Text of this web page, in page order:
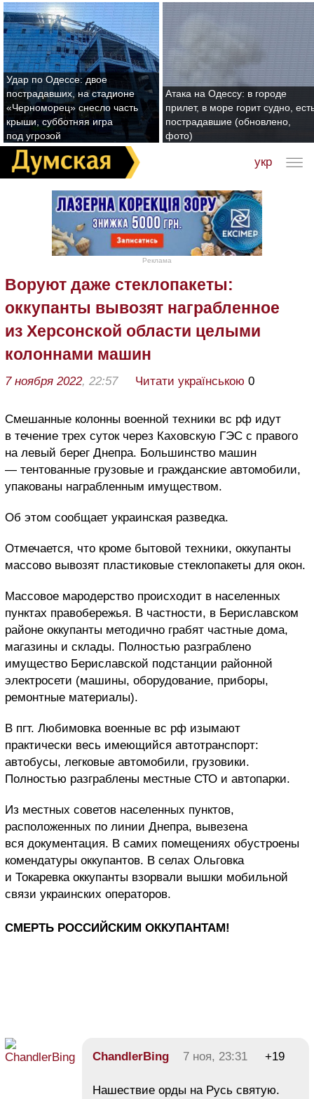
Удар по Одессе: двое
пострадавших, на стадионе
«Черноморец» снесло часть
крыши, субботняя игра
под угрозой
Атака на Одессу: в городе
прилет, в море горит судно,
пострадавшие (обновлено,
фото)
укр
Реклама
Воруют даже стеклопакеты:
оккупанты вывозят награбленное
из Херсонской области целыми
колоннами машин
7 ноября 2022, 22:57 Читати українською 0
Смешанные колонны военной техники вс рф идут
в течение трех суток через Каховскую ГЭС с правого
на левый берег Днепра. Большинство машин
— тентованные грузовые и гражданские автомобили,
упакованы награбленным имуществом.
Об этом сообщает украинская разведка.
Отмечается, что кроме бытовой техники, оккупанты
массово вывозят пластиковые стеклопакеты для окон.
Массовое мародерство происходит в населенных
пунктах правобережья. В частности, в Бериславском
районе оккупанты методично грабят частные дома,
магазины и склады. Полностью разграблено
имущество Бериславской подстанции районной
электросети (машины, оборудование, приборы,
ремонтные материалы).
В пгт. Любимовка военные вс рф изымают
практически весь имеющийся автотранспорт:
автобусы, легковые автомобили, грузовики.
Полностью разграблены местные СТО и автопарки.
Из местных советов населенных пунктов,
расположенных по линии Днепра, вывезена
вся документация. В самих помещениях обустроены
комендатуры оккупантов. В селах Ольговка
и Токаревка оккупанты взорвали вышки мобильной
связи украинских операторов.
СМЕРТЬ РОССИЙСКИМ ОККУПАНТАМ!
ChandlerBing 7 ноя, 23:31 +19
Нашествие орды на Русь святую.